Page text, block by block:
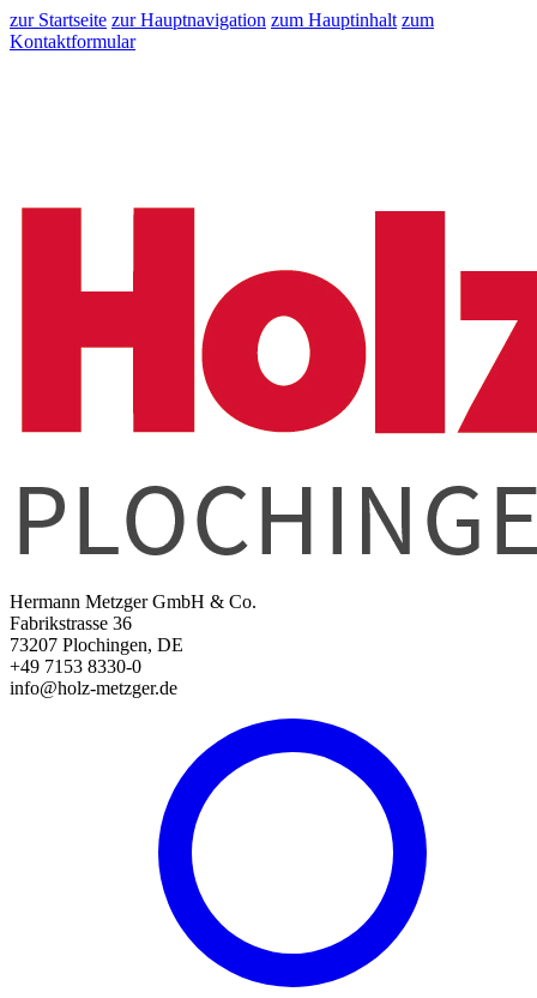
zur Startseite zur Hauptnavigation zum Hauptinhalt zum
Kontaktformular
Hermann Metzger GmbH & Co.
Fabrikstrasse 36
73207 Plochingen, DE
+49 7153 8330-0
info@holz-metzger.de